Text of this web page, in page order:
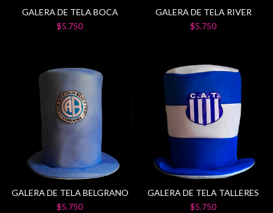
GALERA DE TELA BOCA
$5.750
GALERA DE TELA RIVER
$5.750
GALERA DE TELA BELGRANO
$5.750
GALERA DE TELA TALLERES
$5.750